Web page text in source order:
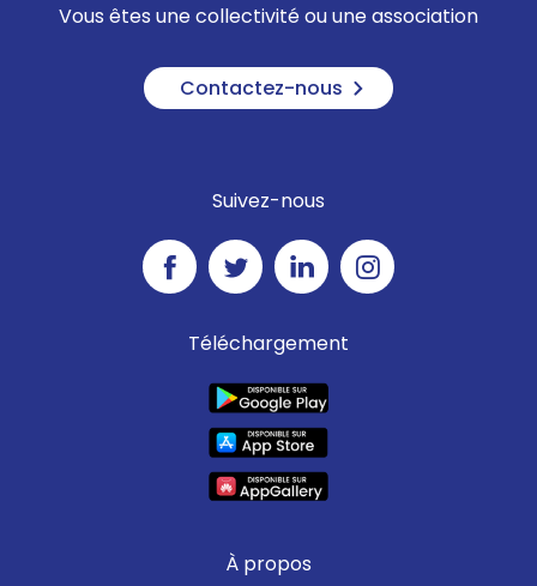
Vous êtes une collectivité ou une association
Contactez-nous
Suivez-nous
Téléchargement
À propos